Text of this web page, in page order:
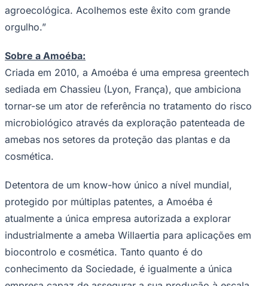
Fluminense
agroecológica. Acolhemos este êxito com grande
orgulho.”
Sobre a Amoéba:
Criada em 2010, a Amoéba é uma empresa greentech
sediada em Chassieu (Lyon, França), que ambiciona
tornar-se um ator de referência no tratamento do risco
microbiológico através da exploração patenteada de
amebas nos setores da proteção das plantas e da
cosmética.
Detentora de um know-how único a nível mundial,
protegido por múltiplas patentes, a Amoéba é
atualmente a única empresa autorizada a explorar
industrialmente a ameba Willaertia para aplicações em
biocontrolo e cosmética. Tanto quanto é do
conhecimento da Sociedade, é igualmente a única